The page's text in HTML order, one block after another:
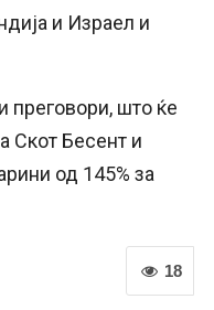
и Израел и
преговори, што ќе
Скот Бесент и
од 145% за
18